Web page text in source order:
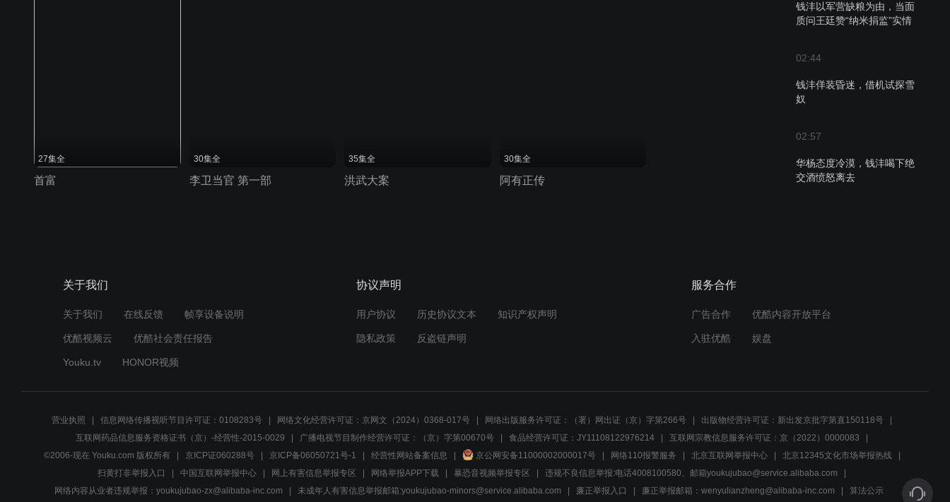
钱沣以军营缺粮为由，当面
质问王廷赞“纳米捐监”实情
02:44
钱沣佯装昏迷，借机试探雪
奴
02:57
华杨态度冷漠，钱沣喝下绝
交酒愤怒离去
钱沣故意接受美人计，激怒
02:48
钱沣突击查粮仓，误中奸计
被赶出兰州
27集全
首富
30集全
李卫当官 第一部
35集全
洪武大案
30集全
阿有正传
关于我们
关于我们 在线反馈 帧享设备说明
优酷视频云 优酷社会责任报告
Youku.tv HONOR视频
协议声明
用户协议 历史协议文本 知识产权声明
隐私政策 反盗链声明
服务合作
广告合作 优酷内容开放平台
入驻优酷 娱盘
营业执照 信息网络传播视听节目许可证：0108283号 网络文化经营许可证：京网文（2024）0368-017号 网络出版服务许可证：（署）网出证（京）字第266号
出版物经营许可证：新出发京批字第直150118号
互联网药品信息服务资格证书（京）-经营性-2015-0029
广播电视节目制作经营许可证：（京）字第00670号 食品经营许可证：JY11108122976214
互联网宗教信息服务许可证：京（2022）0000083
©2006-现在 Youku.com 版权所有
京ICP证060288号 京ICP备06050721号-1 经营性网站备案信息 京公网安备11000002000017号 网络110报警服务 北京互联网举报中心
北京12345文化市场举报热线
扫黄打非举报入口
中国互联网举报中心 网上有害信息举报专区 网络举报APP下载 暴恐音视频举报专区
违规不良信息举报:电话4008100580、邮箱youkujubao@service.alibaba.com
网络内容从业者违规举报：youkujubao-zx@alibaba-inc.com
未成年人有害信息举报邮箱:youkujubao-minors@service.alibaba.com 廉正举报入口 廉正举报邮箱：wenyulianzheng@alibaba-inc.com 算法公示